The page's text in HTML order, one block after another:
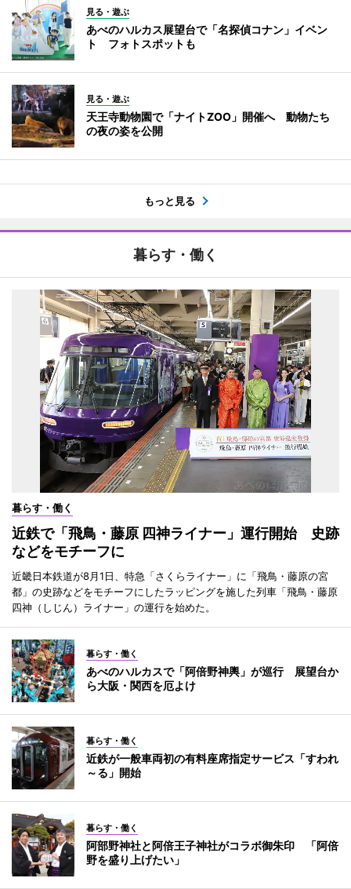
見る・遊ぶ
あべのハルカス展望台で「名探偵コナン」イベン
ト フォトスポットも
見る・遊ぶ
天王寺動物園で「ナイトZOO」開催へ 動物たち
の夜の姿を公開
もっと見る
暮らす・働く
暮らす・働く
近鉄で「飛鳥・藤原 四神ライナー」運行開始 史跡
などをモチーフに
近畿日本鉄道が8月1日、特急「さくらライナー」に「飛鳥・藤原の宮
都」の史跡などをモチーフにしたラッピングを施した列車「飛鳥・藤原
四神（しじん）ライナー」の運行を始めた。
暮らす・働く
あべのハルカスで「阿倍野神輿」が巡行 展望台か
ら大阪・関西を厄よけ
暮らす・働く
近鉄が一般車両初の有料座席指定サービス「すわれ
～る」開始
暮らす・働く
阿部野神社と阿倍王子神社がコラボ御朱印 「阿倍
野を盛り上げたい」